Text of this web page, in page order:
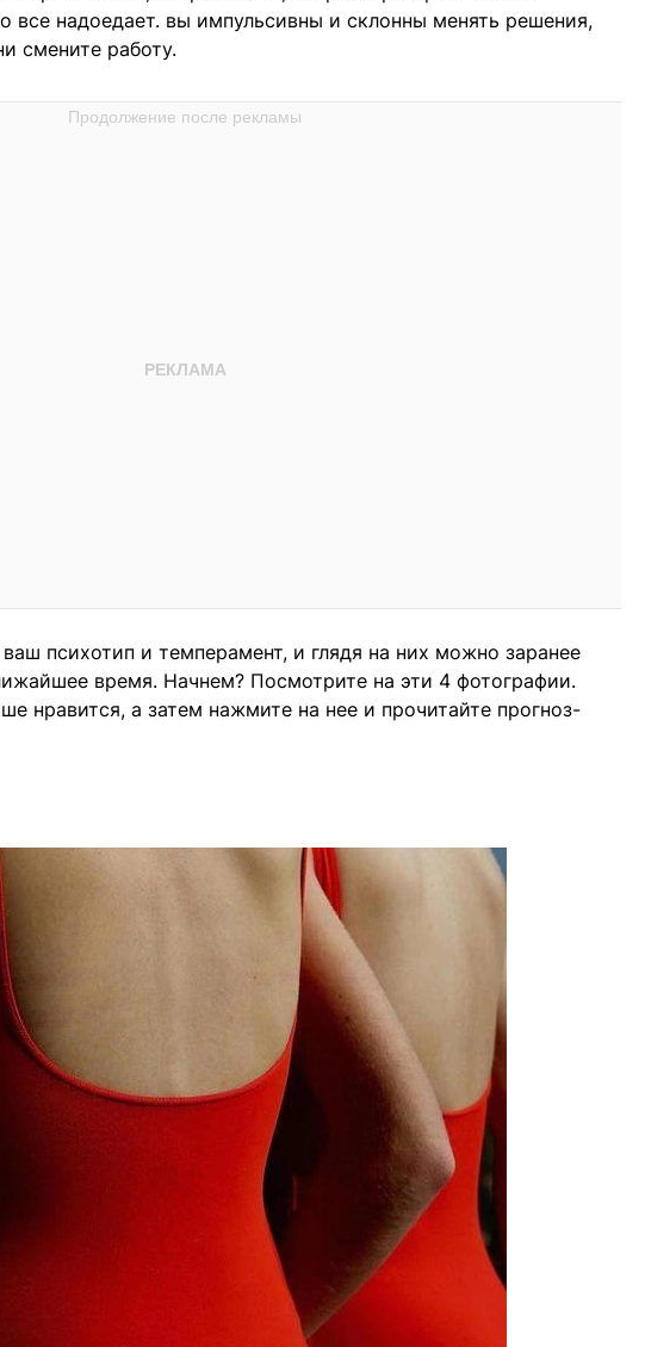
все надоедает. вы импульсивны и склонны менять решения,
смените работу.
психотип и темперамент, и глядя на них можно заранее
время. Начнем? Посмотрите на эти 4 фотографии.
нравится, а затем нажмите на нее и прочитайте прогноз-
год станет для вас
Вы смените
или место жительства,
или наоборот,
замуж. И, наконец,
то, что так давно